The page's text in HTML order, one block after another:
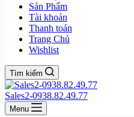
Sản Phẩm
Tài khoản
Thanh toán
Trang Chủ
Wishlist
Tìm kiếm
Sales2-0938.82.49.77
Menu